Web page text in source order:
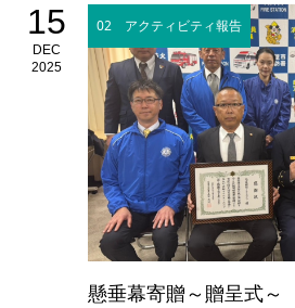
15
DEC
2025
02 アクティビティ報告
懸垂幕寄贈～贈呈式～